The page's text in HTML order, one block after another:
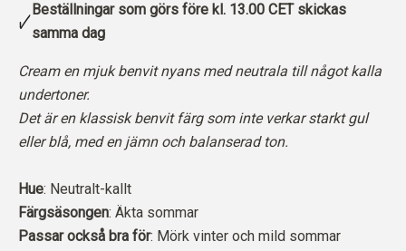
Beställningar som görs före kl. 13.00 CET skickas
samma dag
Cream en mjuk benvit nyans med neutrala till något kalla
undertoner.
Det är en klassisk benvit färg som inte verkar starkt gul
eller blå, med en jämn och balanserad ton.
Hue: Neutralt-kallt
Färgsäsongen: Äkta sommar
Passar också bra för: Mörk vinter och mild sommar